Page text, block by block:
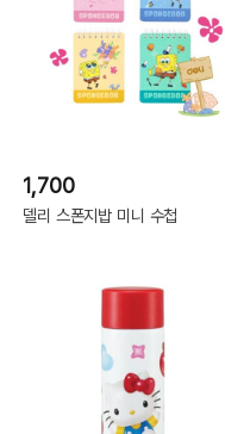
1,700
델리 스폰지밥 미니 수첩